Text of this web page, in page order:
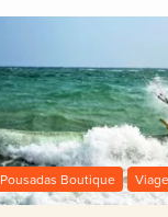
Pousadas Boutique